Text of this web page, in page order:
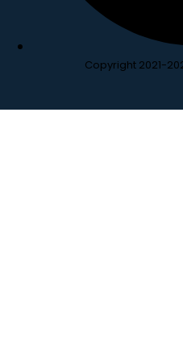
Copyright 2021-